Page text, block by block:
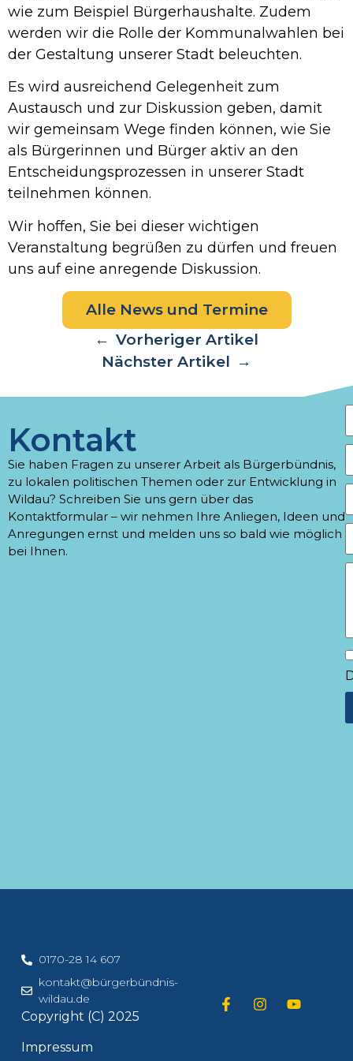
wie zum Beispiel Bürgerhaushalte. Zudem
werden wir die Rolle der Kommunalwahlen bei
der Gestaltung unserer Stadt beleuchten.
Es wird ausreichend Gelegenheit zum
Austausch und zur Diskussion geben, damit
wir gemeinsam Wege finden können, wie Sie
als Bürgerinnen und Bürger aktiv an den
Entscheidungsprozessen in unserer Stadt
teilnehmen können.
Wir hoffen, Sie bei dieser wichtigen
Veranstaltung begrüßen zu dürfen und freuen
uns auf eine anregende Diskussion.
← Vorheriger Artikel
Alle News und Termine
Nächster Artikel →
Kontakt
Sie haben Fragen zu unserer Arbeit als Bürgerbündnis,
zu lokalen politischen Themen oder zur Entwicklung in
Wildau? Schreiben Sie uns gern über das
Kontaktformular – wir nehmen Ihre Anliegen, Ideen und
Anregungen ernst und melden uns so bald wie möglich
bei Ihnen.
0170-28 14 607
kontakt@bürgerbündnis-
wildau.de
Copyright (C) 2025
Impressum